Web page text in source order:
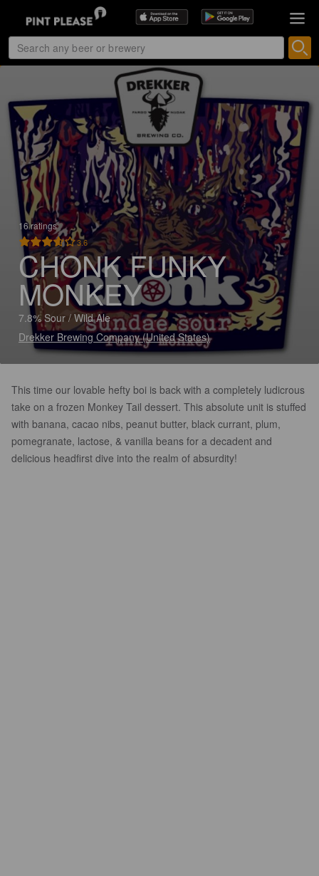
16 ratings
3.6
CHONK FUNKY
MONKEY
7.8% Sour / Wild Ale
Drekker Brewing Company (United States)
This time our lovable hefty boi is back with a completely ludicrous
take on a frozen Monkey Tail dessert. This absolute unit is stuffed
with banana, cacao nibs, peanut butter, black currant, plum,
pomegranate, lactose, & vanilla beans for a decadent and
delicious headfirst dive into the realm of absurdity!